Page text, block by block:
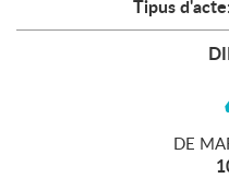
Tipus d'acte:
DE